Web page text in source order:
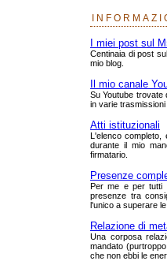
I miei post sul
Centinaia di post
mio blog.
Il mio canale
Su Youtube trovate
in varie
Atti istituzionali
L'elenco completo,
durante il mio
firmatario.
Presenze
Per me e per tutti
presenze tra
l'unico a superare
Relazione di
Una corposa
mandato
che non ebbi le